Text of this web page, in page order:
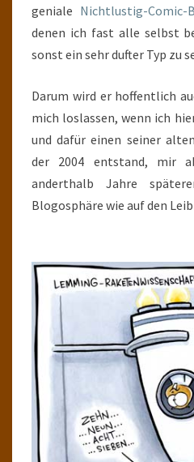
geniale Nichtlustig-Comic-
denen ich fast alle selbst
sonst ein sehr dufter Typ zu
Darum wird er hoffentlich
mich loslassen, wenn ich
und dafür einen seiner
der 2004 entstand, mir
anderthalb Jahre
Blogosphäre wie auf den